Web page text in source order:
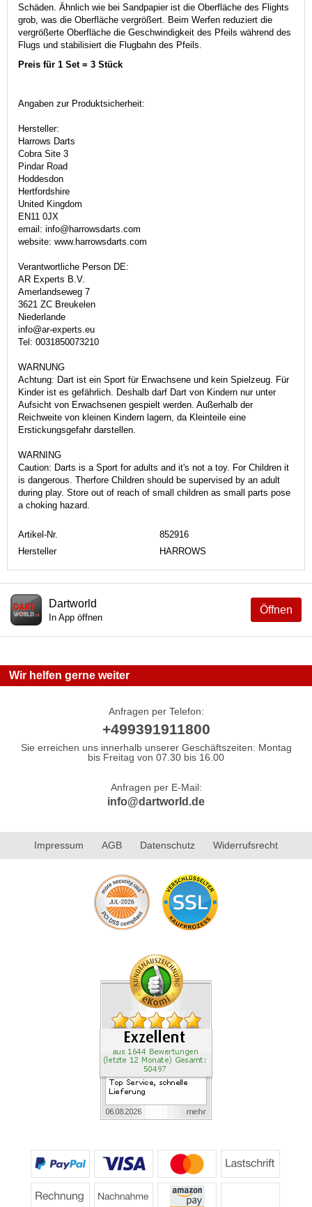
Schäden. Ähnlich wie bei Sandpapier ist die Oberfläche des Flights
grob, was die Oberfläche vergrößert. Beim Werfen reduziert die
vergrößerte Oberfläche die Geschwindigkeit des Pfeils während des
Flugs und stabilisiert die Flugbahn des Pfeils.
Preis für 1 Set = 3 Stück
Angaben zur Produktsicherheit:
Hersteller:
Harrows Darts
Cobra Site 3
Pindar Road
Hoddesdon
Hertfordshire
United Kingdom
EN11 0JX
email: info@harrowsdarts.com
website: www.harrowsdarts.com
Verantwortliche Person DE:
AR Experts B.V.
Amerlandseweg 7
3621 ZC Breukelen
Niederlande
info@ar-experts.eu
Tel: 0031850073210
WARNUNG
Achtung: Dart ist ein Sport für Erwachsene und kein Spielzeug. Für
Kinder ist es gefährlich. Deshalb darf Dart von Kindern nur unter
Aufsicht von Erwachsenen gespielt werden. Außerhalb der
Reichweite von kleinen Kindern lagern, da Kleinteile eine
Erstickungsgefahr darstellen.
WARNING
Caution: Darts is a Sport for adults and it's not a toy. For Children it
is dangerous. Therfore Children should be supervised by an adult
during play. Store out of reach of small children as small parts pose
a choking hazard.
Artikel-Nr.
852916
Hersteller
HARROWS
Öffnen
Dartworld
In App öffnen
Wir helfen gerne weiter
Anfragen per Telefon:
+499391911800
Sie erreichen uns innerhalb unserer Geschäftszeiten: Montag
bis Freitag von 07.30 bis 16.00
Anfragen per E-Mail:
info@dartworld.de
Impressum AGB Datenschutz Widerrufsrecht